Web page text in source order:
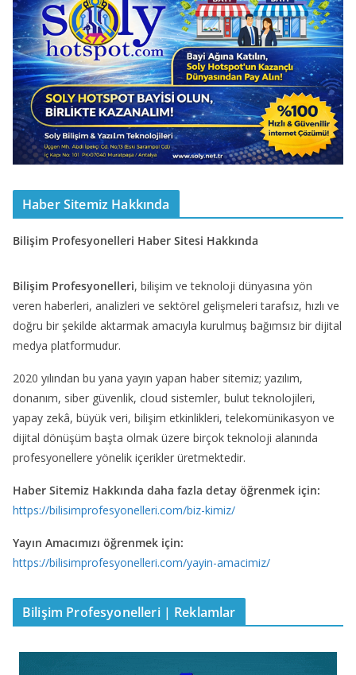
Haber Sitemiz Hakkında
Bilişim Profesyonelleri Haber Sitesi Hakkında
Bilişim Profesyonelleri, bilişim ve teknoloji dünyasına yön
veren haberleri, analizleri ve sektörel gelişmeleri tarafsız, hızlı ve
doğru bir şekilde aktarmak amacıyla kurulmuş bağımsız bir dijital
medya platformudur.
2020 yılından bu yana yayın yapan haber sitemiz; yazılım,
donanım, siber güvenlik, cloud sistemler, bulut teknolojileri,
yapay zekâ, büyük veri, bilişim etkinlikleri, telekomünikasyon ve
dijital dönüşüm başta olmak üzere birçok teknoloji alanında
profesyonellere yönelik içerikler üretmektedir.
Haber Sitemiz Hakkında daha fazla detay öğrenmek için:
https://bilisimprofesyonelleri.com/biz-kimiz/
Yayın Amacımızı öğrenmek için:
https://bilisimprofesyonelleri.com/yayin-amacimiz/
Bilişim Profesyonelleri | Reklamlar